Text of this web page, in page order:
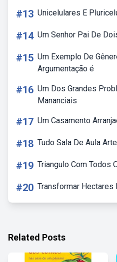
#13 Unicelulares E
#14 Um Senhor Pai De
#15 Um Exemplo De
Argumentação é
#16 Um Dos Grandes
Mananciais
#17 Um Casamento
#18 Tudo Sala De Aula
#19 Triangulo Com Todos
#20 Transformar Hectares
Related Posts